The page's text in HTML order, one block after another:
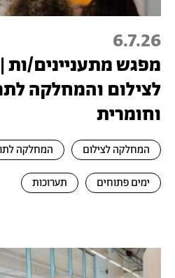
6.7.26
מפגש מתעניינים/
לצילום והמחלקה
וחומרית
המחלקה לצילום המחלקה
ימים פתוחים תערוכות